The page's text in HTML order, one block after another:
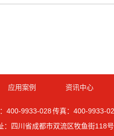
应用案例 资讯中心
400-9933-028 传真：400-9933-
：四川省成都市双流区牧鱼街118号